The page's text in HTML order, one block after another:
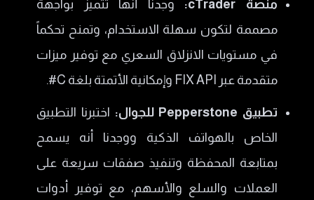
​منصة cTrader:
وجدنا أنها تتميز بواجهة
مصممة لتكون سهلة الاستخدام، وتمنح تحكماً
في مستويات الانزلاق السعري مع توفير ميزات
متقدمة عبر FIX API وإمكانية الأتمتة بلغة C#.
​تطبيق Pepperstone للجوال:
اختبرنا التطبيق
الخاص بالهواتف الذكية ووجدنا أنه يسمح
بمتابعة المحفظة وتنفيذ صفقات سريعة على
العملات والسلع والأسهم، مع توفير أدوات